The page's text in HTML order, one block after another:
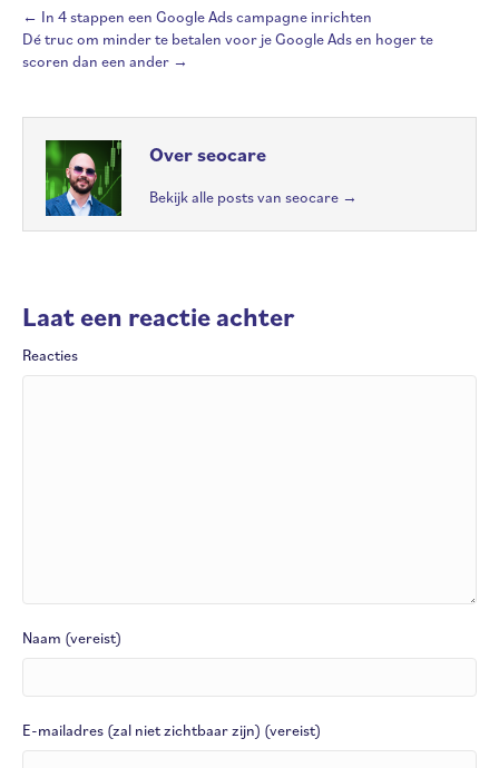
← In 4 stappen een Google Ads campagne inrichten
Dé truc om minder te betalen voor je Google Ads en hoger te
scoren dan een ander →
Over seocare
Bekijk alle posts van seocare →
Laat een reactie achter
Reacties
Naam (vereist)
E-mailadres (zal niet zichtbaar zijn) (vereist)